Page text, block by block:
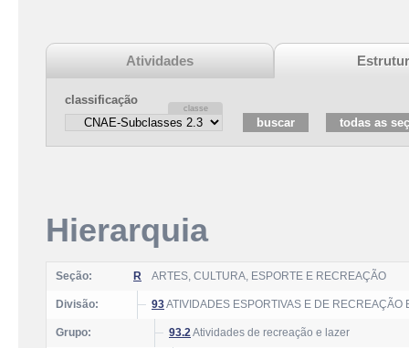
Atividades
classificação
Hierarquia
Seção: R ARTES, CULTURA, ESPORTE E RECREAÇÃO
Divisão: 93ATIVIDADES ESPORTIVAS E DE RECREAÇÃO
Grupo: 93.2Atividades de recreação e lazer